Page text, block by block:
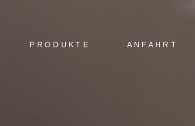
PRODUKTE ANFAHRT